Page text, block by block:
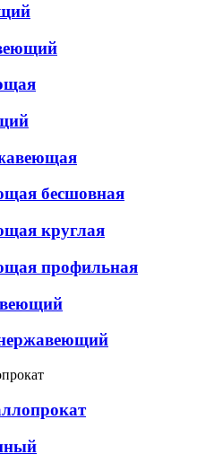
бесшовная
круглая
профильная